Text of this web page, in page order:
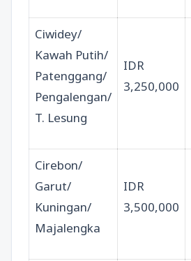
Ciwidey/
Kawah Putih/
Patenggang/
Pengalengan/
T. Lesung
IDR
3,250,000
Cirebon/
Garut/
Kuningan/
Majalengka
IDR
3,500,000